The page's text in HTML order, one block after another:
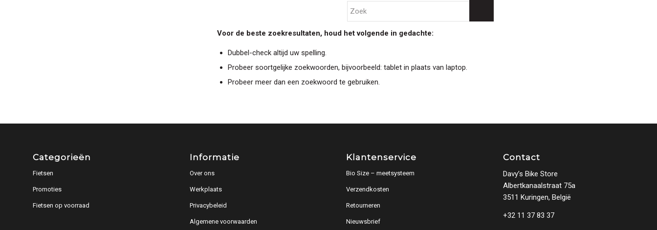
Voor de beste zoekresultaten, houd het volgende in gedachte:
Dubbel-check altijd uw spelling.
Probeer soortgelijke zoekwoorden, bijvoorbeeld: tablet in plaats van laptop.
Probeer meer dan een zoekwoord te gebruiken.
Categorieën
Fietsen
Promoties
Fietsen op voorraad
Informatie
Over ons
Werkplaats
Privacybeleid
Algemene voorwaarden
Klantenservice
Bio Size – meetsysteem
Verzendkosten
Retourneren
Nieuwsbrief
Contact
Davy’s Bike Store
Albertkanaalstraat 75a
3511 Kuringen, België
+32 11 37 83 37